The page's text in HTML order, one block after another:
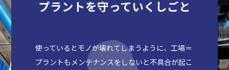
プラントを守っていくしごと
使っているとモノが壊れてしまうように、工場＝
プラントもメンテナンスをしないと不具合が起こ